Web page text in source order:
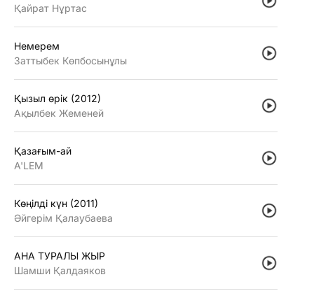
Қайрат Нұртас
Немерем
Заттыбек Көпбосынұлы
Қызыл өрiк (2012)
Ақылбек Жеменей
Қазағым-ай
A'LEM
Көңiлдi күн (2011)
Әйгерiм Қалаубаева
АНА ТУРАЛЫ ЖЫР
Шамши Қалдаяков